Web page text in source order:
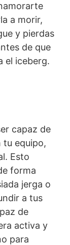
a morir,
y pierdas
de que
el iceberg.
capaz de
equipo,
Esto
forma
jerga o
a tus
de
activa y
para